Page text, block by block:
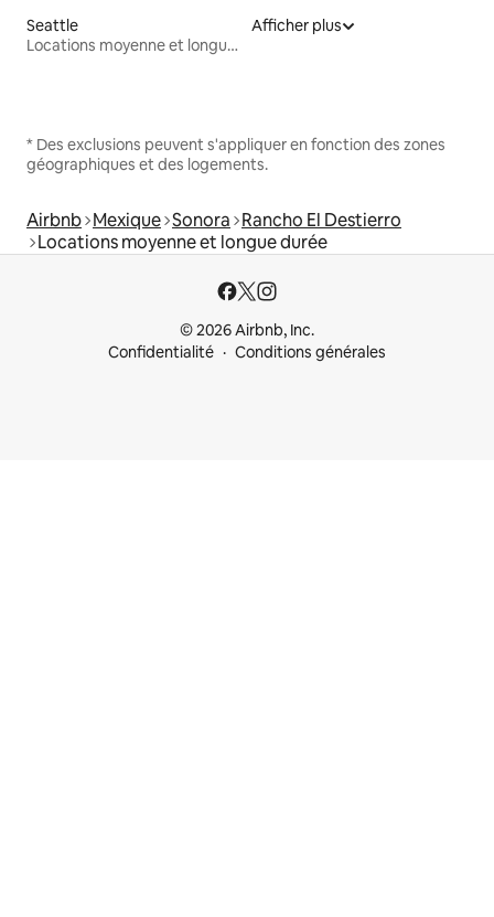
Seattle
Locations moyenne et longue durée
Afficher plus
* Des exclusions peuvent s'appliquer en fonction des zones
géographiques et des logements.
Airbnb Mexique Sonora Rancho El Destierro
Locations moyenne et longue durée
© 2026 Airbnb, Inc.
Confidentialité
Conditions générales